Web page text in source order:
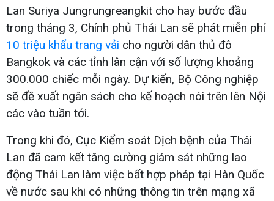
Lan Suriya Jungrungreangkit cho hay bước đầu
trong tháng 3, Chính phủ Thái Lan sẽ phát miễn phí
10 triệu khẩu trang vải cho người dân thủ đô
Bangkok và các tỉnh lân cận với số lượng khoảng
300.000 chiếc mỗi ngày. Dự kiến, Bộ Công nghiệp
sẽ đề xuất ngân sách cho kế hoạch nói trên lên Nội
các vào tuần tới.
Trong khi đó, Cục Kiểm soát Dịch bệnh của Thái
Lan đã cam kết tăng cường giám sát những lao
động Thái Lan làm việc bất hợp pháp tại Hàn Quốc
về nước sau khi có những thông tin trên mạng xã